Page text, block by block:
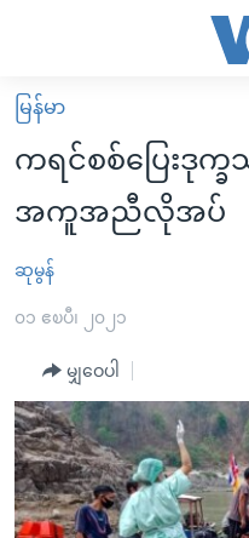
လွယ်ကူ
စေ
များ
ပင်မ
ကျော်
ကြည့်
ရန်
ပင်မ
မူလစာမျက်နှာ
မြန်မာ
ကမ္ဘာ့သတင်းများ
နိုင်ငံတကာ
အစ္စရေး-ပါလက်စတိုင်း
ဗွီဒီယို
အင်္ဂလိပ်စာလေ့လာမယ်
အမေရိကန်သုံးအီဒီယံ
မကြေးမုံရဲ့ အင်္ဂလိပ်စာ
ရုပ်ရှင်ထဲက အင်္ဂလိပ်စာ
အပတ်စဉ်ကဏ္ဍများ
ရေဒီယို
တီဗွီ
ရေဒီယိုနှင့်ရုပ်သံ အချက်အလ
ရေဒီယို/တီဗွီအစီအစဉ်
မြန်မာ
ကရင်စစ်ပြေးဒုက္
အကူအညီလိုအပ်
ဆုမွန်
၀၁ ဧၿပီ၊ ၂၀၂၁
မျှဝေပါ